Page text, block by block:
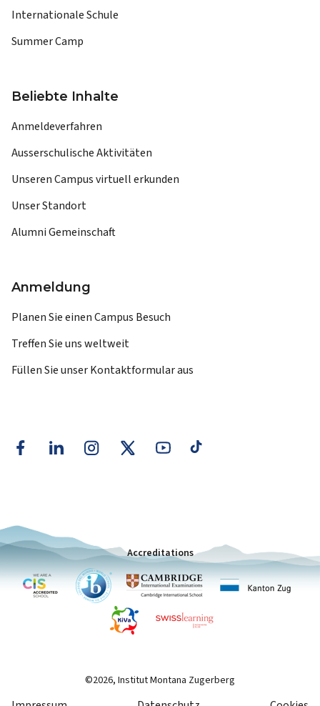
Internationale Schule
Summer Camp
Beliebte Inhalte
Anmeldeverfahren
Ausserschulische Aktivitäten
Unseren Campus virtuell erkunden
Unser Standort
Alumni Gemeinschaft
Anmeldung
Planen Sie einen Campus Besuch
Treffen Sie uns weltweit
Füllen Sie unser Kontaktformular aus
©2026, Institut Montana Zugerberg
Accreditations